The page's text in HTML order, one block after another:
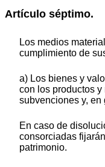
Artículo séptimo.
Los medios
cumplimiento de
a) Los bienes y
con los productos
subvenciones y, en
En caso de
consorciadas
patrimonio.